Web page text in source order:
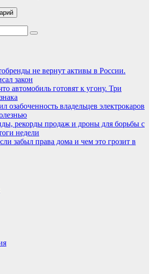
не вернут активы в России.
закон
автомобиль готовят к угону. Три
озабоченность владельцев электрокаров
рекорды продаж и дроны для борьбы с
недели
забыл права дома и чем это грозит в